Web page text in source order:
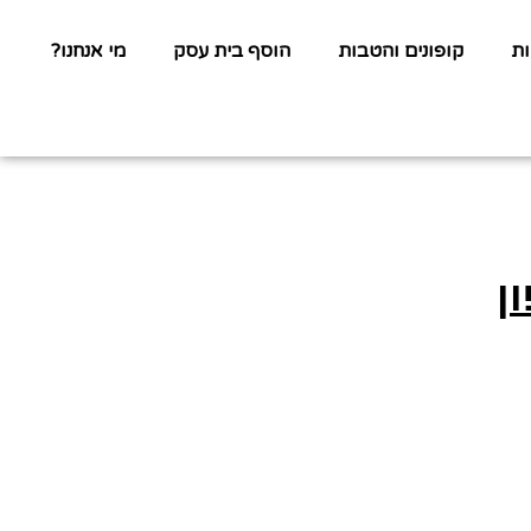
קופונים והטבות הוסף בית עסק מי אנחנו?